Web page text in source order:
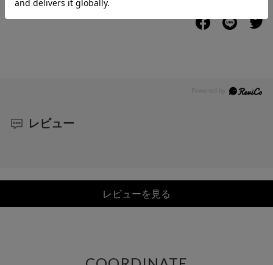
レビュー
レビューを見る